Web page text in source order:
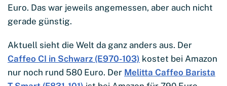
Euro. Das war jeweils angemessen, aber auch nicht
gerade günstig.
Aktuell sieht die Welt da ganz anders aus. Der
Caffeo CI in Schwarz (E970-103) kostet bei Amazon
nur noch rund 580 Euro. Der Melitta Caffeo Barista